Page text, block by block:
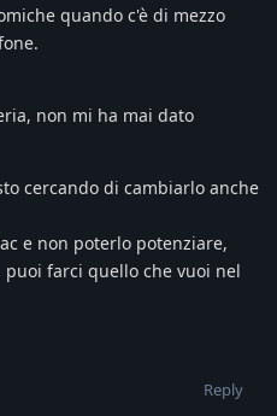
quando c'è di mezzo
non mi ha mai dato
cercando di cambiarlo anche
e non poterlo potenziare,
farci quello che vuoi nel
Reply